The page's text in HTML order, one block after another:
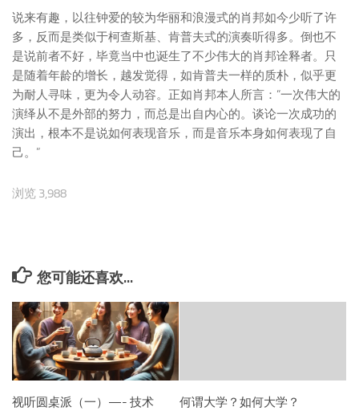
说来有趣，以往钟爱的较为华丽和浪漫式的肖邦如今少听了许
多，反而是类似于柯查斯基、肯普夫式的演奏听得多。倒也不
是说前者不好，毕竟当中也诞生了不少伟大的肖邦诠释者。只
是随着年龄的增长，越发觉得，如肯普夫一样的质朴，似乎更
为耐人寻味，更为令人动容。正如肖邦本人所言：“一次伟大的
演绎从不是外部的努力，而总是出自内心的。谈论一次成功的
演出，根本不是说如何表现音乐，而是音乐本身如何表现了自
己。”
浏览 3,988
您可能还喜欢...
视听圆桌派（一）—- 技术
何谓大学？如何大学？